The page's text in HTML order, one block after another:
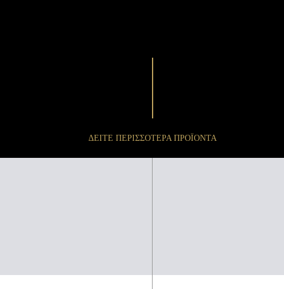
ΔΕΙΤΕ ΠΕΡΙΣΣΟΤΕΡΑ ΠΡΟΪΟΝΤΑ